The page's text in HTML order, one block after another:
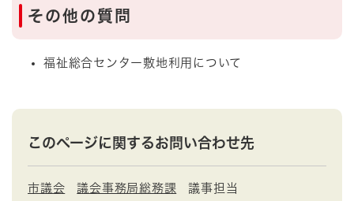
その他の質問
福祉総合センター敷地利用について
このページに関するお問い合わせ先
市議会 議会事務局総務課 議事担当